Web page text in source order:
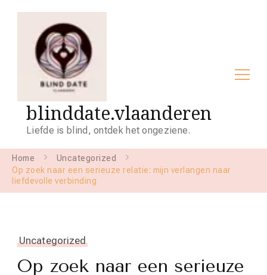
blinddate.vlaanderen
Liefde is blind, ontdek het ongeziene.
Home
Uncategorized
Op zoek naar een serieuze relatie: mijn verlangen naar
liefdevolle verbinding
Uncategorized
Op zoek naar een serieuze